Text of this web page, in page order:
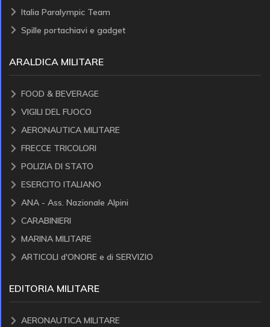
Italia Paralympic Team
Spille portachiavi e gadget
ARALDICA MILITARE
FOOD & BEVERAGE
VIGILI DEL FUOCO
AERONAUTICA MILITARE
FRECCE TRICOLORI
POLIZIA DI STATO
ESERCITO ITALIANO
ANA - Ass. Nazionale Alpini
CARABINIERI
MARINA MILITARE
ARTICOLI d'ONORE e di SERVIZIO
EDITORIA MILITARE
AERONAUTICA MILITARE